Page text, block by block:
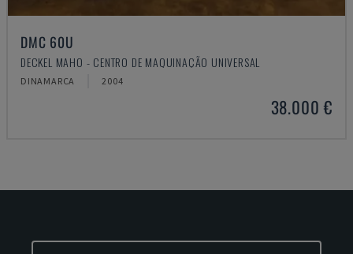
DMC 60U
DECKEL MAHO - CENTRO DE MAQUINAÇÃO UNIVERSAL
DINAMARCA 2004
38.000 €